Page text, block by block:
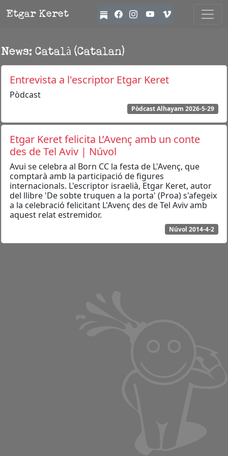
Etgar Keret
News: Català (Catalan)
Entrevista a l'escriptor Etgar Keret
Pòdcast
Pòdcast Alhayam 2026-5-29
Etgar Keret felicita L’Avenç amb un conte
des de Tel Aviv | Núvol
Avui se celebra al Born CC la festa de L'Avenç, que
comptarà amb la participació de figures
internacionals. L'escriptor israelià, Etgar Keret, autor
del llibre 'De sobte truquen a la porta' (Proa) s'afegeix
a la celebració felicitant L'Avenç des de Tel Aviv amb
aquest relat estremidor.
Núvol 2014-4-2